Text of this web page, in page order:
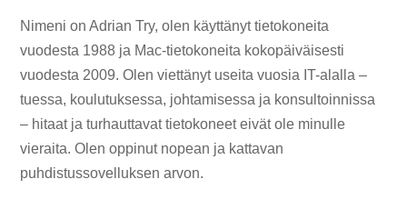
Nimeni on Adrian Try, olen käyttänyt tietokoneita
vuodesta 1988 ja Mac-tietokoneita kokopäiväisesti
vuodesta 2009. Olen viettänyt useita vuosia IT-alalla –
tuessa, koulutuksessa, johtamisessa ja konsultoinnissa
– hitaat ja turhauttavat tietokoneet eivät ole minulle
vieraita. Olen oppinut nopean ja kattavan
puhdistussovelluksen arvon.